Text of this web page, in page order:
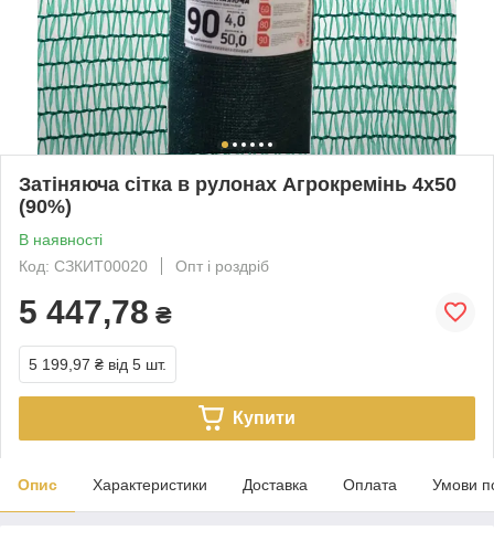
Затіняюча сітка в рулонах Агрокремінь 4х50
(90%)
В наявності
Код: СЗКИТ00020
Опт і роздріб
5 447,78 ₴
5 199,97 ₴ від 5 шт.
Купити
Опис Характеристики Доставка Оплата Умови